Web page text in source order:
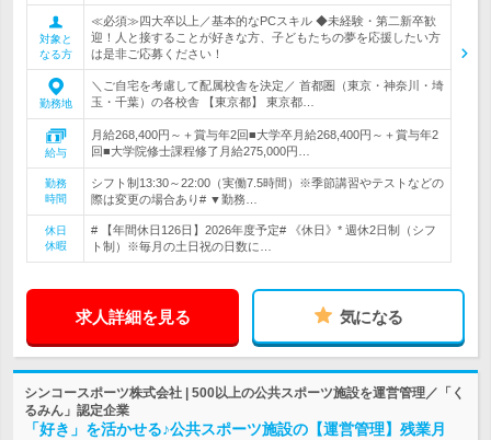
対象と
なる方
≪必須≫四大卒以上／基本的なPCスキル ◆未経験・第二新卒歓
迎！人と接することが好きな方、子どもたちの夢を応援したい方
は是非ご応募ください！
勤務地
＼ご自宅を考慮して配属校舎を決定／ 首都圏（東京・神奈川・埼
玉・千葉）の各校舎 【東京都】 東京都…
給与
月給268,400円～＋賞与年2回■大学卒月給268,400円～＋賞与年2
回■大学院修士課程修了月給275,000円…
勤務
時間
シフト制13:30～22:00（実働7.5時間）※季節講習やテストなどの
際は変更の場合あり# ▼勤務…
休日
休暇
# 【年間休日126日】2026年度予定# 《休日》* 週休2日制（シフ
ト制）※毎月の土日祝の日数に…
求人詳細を見る 気になる
シンコースポーツ株式会社 | 500以上の公共スポーツ施設を運営管理／「く
るみん」認定企業
「好き」を活かせる♪公共スポーツ施設の【運営管理】残業月